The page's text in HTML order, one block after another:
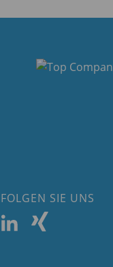
FOLGEN SIE UNS